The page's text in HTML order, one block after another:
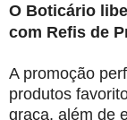
O Boticário
com Refis de
A promoção
produtos
graça, além de